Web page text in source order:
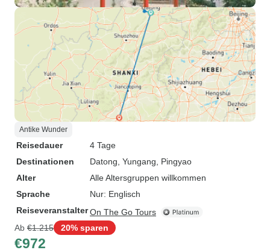
Antike Wunder
Reisedauer
4 Tage
Destinationen
Datong , Yungang , Pingyao
Alter
Alle Altersgruppen willkommen
Sprache
Nur: Englisch
ReiseveranstalterOn The Go Tours
Ab €1.215 20% sparen
€972